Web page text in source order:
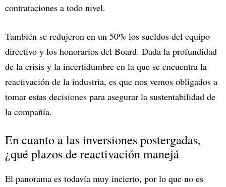
contrataciones a todo nivel.
También se redujeron en un 50% los sueldos del equipo
directivo y los honorarios del Board. Dada la profundidad
de la crisis y la incertidumbre en la que se encuentra la
reactivación de la industria, es que nos vemos obligados a
tomar estas decisiones para asegurar la sustentabilidad de
la compañía.
En cuanto a las inversiones postergadas,
¿qué plazos de reactivación manejá
El panorama es todavía muy incierto, por lo que no es